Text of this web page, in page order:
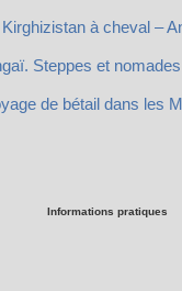
à cheval –
Steppes et
de bétail dans les
Informations pratiques